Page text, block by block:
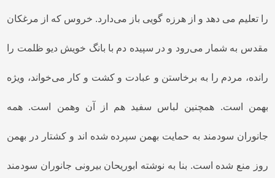
را تعلیم می دهد و از هرزه گویی باز می‌دارد. خروس که از مرغکان
مقدس به شمار می‌رود و در سپیده دم با بانگ خویش دیو ظلمت را
رانده، مردم را به برخاستن و عبادت و کشت و کار می‌خواند، ویژه
بهمن است. همچنین لباس سفید هم از آن وهمن است. همه
جانوران سودمند به حمایت بهمن سپرده شده اند و کشتار در بهمن
روز منع شده است. بنا به نوشته ابوریحان بیرونی جانوران سودمند